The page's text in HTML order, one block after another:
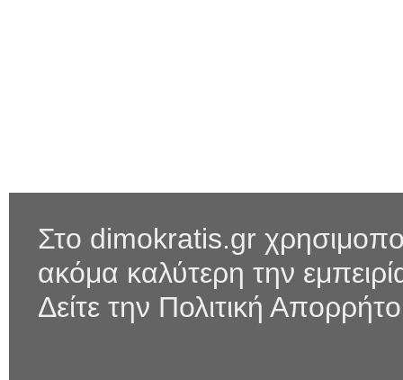
Στο dimokratis.gr
ακόμα καλύτερη την
Δείτε την Πολιτική